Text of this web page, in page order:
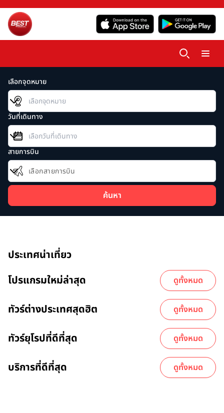
เลือกจุดหมาย
วันที่เดินทาง
สายการบิน
เลือกสายการบิน
ค้นหา
ประเทศน่าเที่ยว
โปรแกรมใหม่ล่าสุด
ดูทั้งหมด
ทัวร์ต่างประเทศสุดฮิต ดูทั้งหมด
ทัวร์ยุโรปที่ดีที่สุด ดูทั้งหมด
บริการที่ดีที่สุด ดูทั้งหมด